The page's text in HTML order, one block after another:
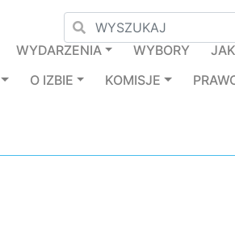
WYDARZENIA WYBORY
O IZBIE KOMISJE